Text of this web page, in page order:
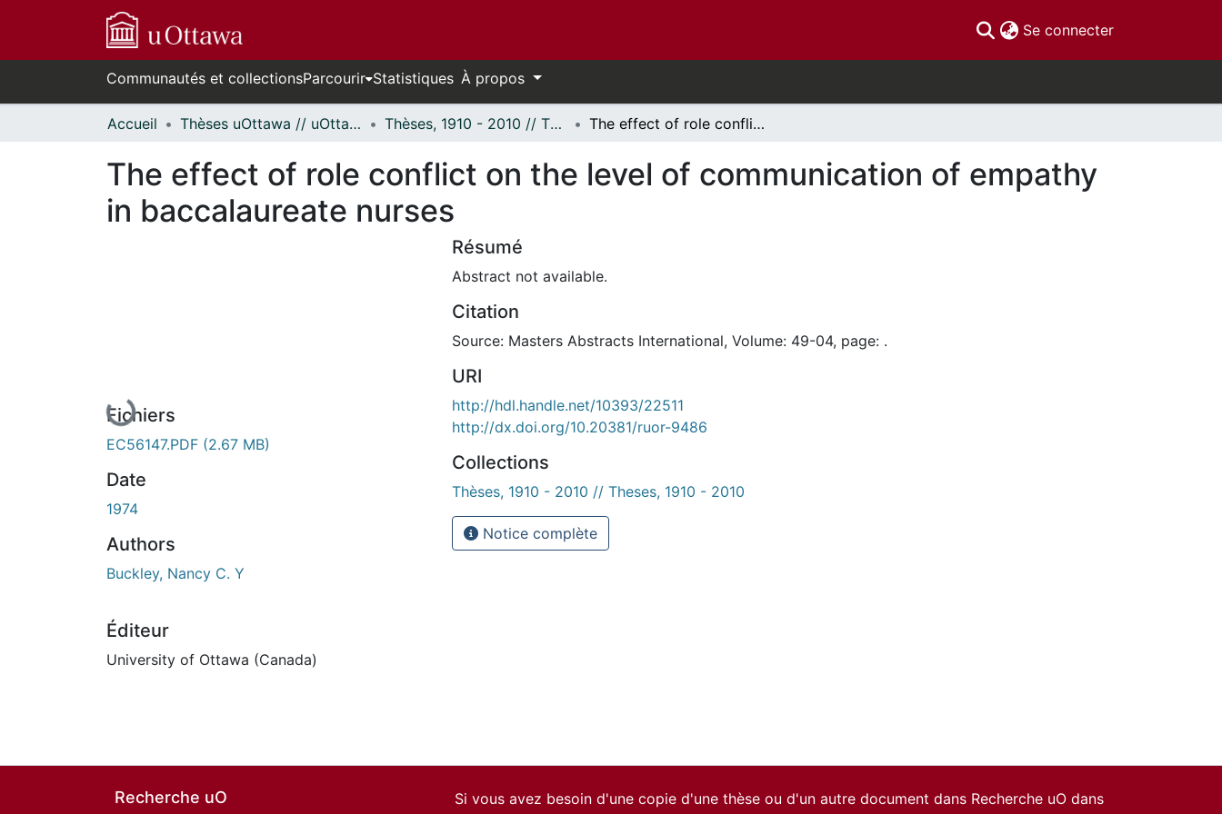
Se connecter(current)
Communautés et collectionsParcourir Statistiques À propos
Accueil Thèses uOttawa // uOttawa Theses Thèses, 1910 - 2010 // Theses, 1910 - 2010 The effect of role conflict on the level of communication of empathy in baccalaureate nurses
The effect of role conflict on the level of communication of empathy
in baccalaureate nurses
En cours de chargement...
Fichiers
EC56147.PDF (2.67 MB)
Date
1974
Authors
Buckley, Nancy C. Y
Éditeur
University of Ottawa (Canada)
Résumé
Abstract not available.
Citation
Source: Masters Abstracts International, Volume: 49-04, page: .
URI
http://hdl.handle.net/10393/22511
http://dx.doi.org/10.20381/ruor-9486
Collections
Thèses, 1910 - 2010 // Theses, 1910 - 2010
Notice complète
Recherche uO
Si vous avez besoin d'une copie d'une thèse ou d'un autre document dans Recherche uO dans